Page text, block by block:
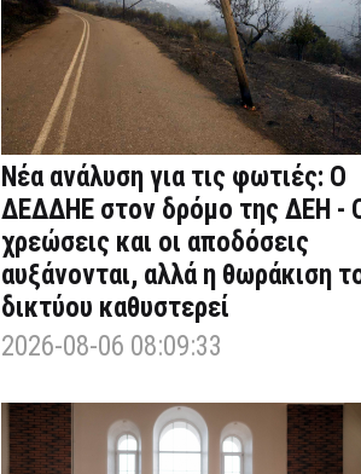
Νέα ανάλυση για τις φωτιές: Ο
ΔΕΔΔΗΕ στον δρόμο της ΔΕΗ -
χρεώσεις και οι αποδόσεις
αυξάνονται, αλλά η θωράκιση
δικτύου καθυστερεί
2026-08-06 08:09:33